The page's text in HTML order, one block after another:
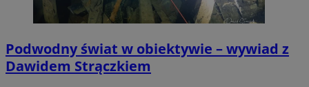
Podwodny świat w obiektywie – wywiad z
Dawidem Strączkiem